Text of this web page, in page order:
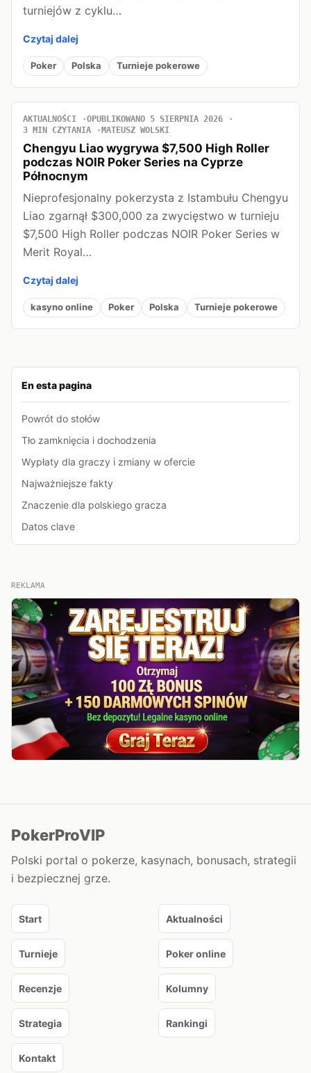
En esta pagina
Powrót do stołów
Tło zamknięcia i dochodzenia
Wypłaty dla graczy i zmiany w ofercie
Najważniejsze fakty
Znaczenie dla polskiego gracza
Datos clave
turniejów z cyklu…
Czytaj dalej
Poker Polska Turnieje pokerowe
AKTUALNOŚCI
OPUBLIKOWANO 5 SIERPNIA 2026
3 MIN CZYTANIA
MATEUSZ WOLSKI
Chengyu Liao wygrywa $7,500 High Roller
podczas NOIR Poker Series na Cyprze
Północnym
Nieprofesjonalny pokerzysta z Istambułu Chengyu
Liao zgarnął $300,000 za zwycięstwo w turnieju
$7,500 High Roller podczas NOIR Poker Series w
Merit Royal…
Czytaj dalej
kasyno online Poker Polska Turnieje pokerowe
REKLAMA
PokerProVIP
Polski portal o pokerze, kasynach, bonusach, strategii
i bezpiecznej grze.
Start Aktualności
Turnieje Poker online
Recenzje Kolumny
Strategia Rankingi
Kontakt